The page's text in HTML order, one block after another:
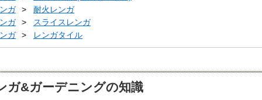
ガ
耐火レンガ
ガ
スライスレンガ
ガ
レンガタイル
ガ&ガーデニングの知識